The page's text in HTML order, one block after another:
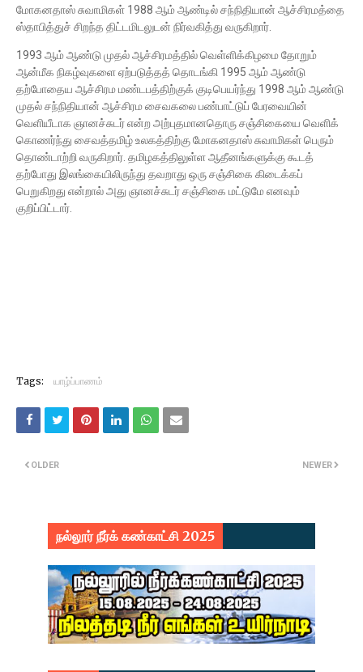
மோகனதாஸ் சுவாமிகள் 1988 ஆம் ஆண்டில் சந்நிதியான் ஆச்சிரமத்தை
ஸ்தாபித்துச் சிறந்த திட்டமிடலுடன் நிர்வகித்து வருகிறார்.
1993 ஆம் ஆண்டு முதல் ஆச்சிரமத்தில் வெள்ளிக்கிழமை தோறும்
ஆன்மீக நிகழ்வுகளை ஏற்படுத்தத் தொடங்கி 1995 ஆம் ஆண்டு
தற்போதைய ஆச்சிரம மண்டபத்திற்குக் குடிபெயர்ந்து 1998 ஆம் ஆண்டு
முதல் சந்நிதியான் ஆச்சிரம சைவகலை பண்பாட்டுப் பேரவையின்
வெளியீடாக ஞானச்சுடர் என்ற அற்புதமானதொரு சஞ்சிகையை வெளிக்
கொணர்ந்து சைவத்தமிழ் உலகத்திற்கு மோகனதாஸ் சுவாமிகள் பெரும்
தொண்டாற்றி வருகிறார். தமிழகத்திலுள்ள ஆதீனங்களுக்கு கூடத்
தற்போது இலங்கையிலிருந்து தவறாது ஒரு சஞ்சிகை கிடைக்கப்
பெறுகிறது என்றால் அது ஞானச்சுடர் சஞ்சிகை மட்டுமே எனவும்
குறிப்பிட்டார்.
Tags: யாழ்ப்பாணம்
NEWER
OLDER
நல்லூர் நீர்க் கண்காட்சி 2025